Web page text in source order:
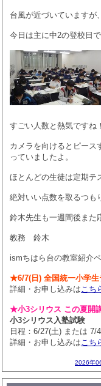
台風が近づいていますが
今日は主に中2の登校日
すごい人数と熱気ですね！
カメラを向けるとピース
っていましたよ。
ほとんどの生徒は定期テ
絶対いい点数を取るつも
鈴木先生も一週間後また
教務 鈴木
ismちはら台の教室紹介
★6/7(日) 全国統一小学生
詳細・お申し込みはこち
★小3シリウス この夏開
小3シリウス入塾試験
日程：6/27(土) または 7/
詳細・お申し込みはこち
2026年